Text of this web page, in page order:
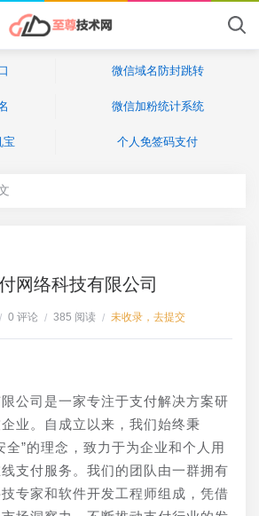
微信域名防封跳转
微信加粉统计系统
宝 个人免签码支付
网络科技有限公司
/ 0 评论 / 385 阅读 / 未收录，去提交
公司是一家专注于支付解决方案研
业。自成立以来，我们始终秉
全”的理念，致力于为企业和个人用
支付服务。我们的团队由一群拥有
专家和软件开发工程师组成，凭借